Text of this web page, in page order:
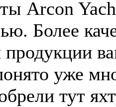
Arcon
Более
продукции
уже
тут